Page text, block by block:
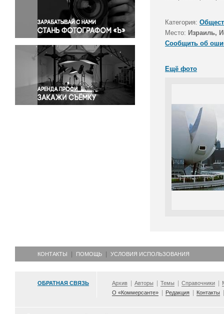
Правосудие
Происшествия и конфликты
Религия
Светская жизнь
Спорт
Экология
Экономика и бизнес
Категория:
Место: Израиль,
Сообщить об
Ещё фото
КОНТАКТЫ ПОМОЩЬ УСЛОВИЯ ИСПОЛЬЗОВАНИЯ
ОБРАТНАЯ СВЯЗЬ Архив Авторы Темы Справочники
О «Коммерсанте»
Редакция Контакты